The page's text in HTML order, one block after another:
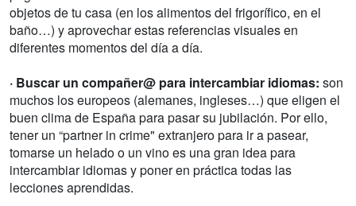
objetos de tu casa (en los alimentos del frigorífico, en el
baño…) y aprovechar estas referencias visuales en
diferentes momentos del día a día.
· Buscar un compañer@ para intercambiar idiomas: son
muchos los europeos (alemanes, ingleses…) que eligen el
buen clima de España para pasar su jubilación. Por ello,
tener un “partner in crime" extranjero para ir a pasear,
tomarse un helado o un vino es una gran idea para
intercambiar idiomas y poner en práctica todas las
lecciones aprendidas.